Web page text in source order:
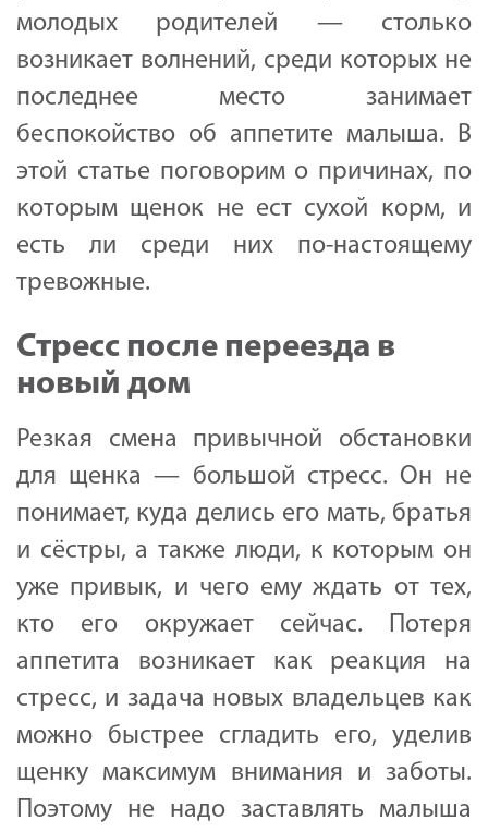
молодых родителей — столько
возникает волнений, среди которых не
последнее место занимает
беспокойство об аппетите малыша. В
этой статье поговорим о причинах, по
которым щенок не ест сухой корм, и
есть ли среди них по-настоящему
тревожные.
Стресс после переезда в
новый дом
Резкая смена привычной обстановки
для щенка — большой стресс. Он не
понимает, куда делись его мать, братья
и сёстры, а также люди, к которым он
уже привык, и чего ему ждать от тех,
кто его окружает сейчас. Потеря
аппетита возникает как реакция на
стресс, и задача новых владельцев как
можно быстрее сгладить его, уделив
щенку максимум внимания и заботы.
Поэтому не надо заставлять малыша